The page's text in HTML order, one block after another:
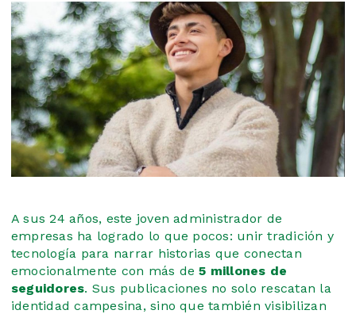
A sus 24 años, este joven administrador de
empresas ha logrado lo que pocos: unir tradición y
tecnología para narrar historias que conectan
emocionalmente con más de5 millones de
seguidores. Sus publicaciones no solo rescatan la
identidad campesina, sino que también visibilizan